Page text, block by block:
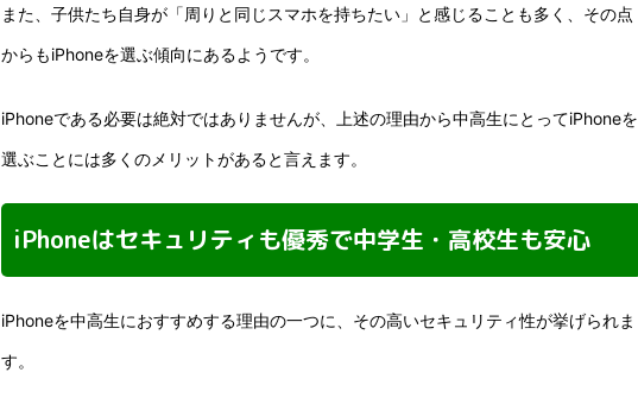
また、子供たち自身が「周りと同じスマホを持ちたい」と感じることも多く、その点
からもiPhoneを選ぶ傾向にあるようです。
iPhoneである必要は絶対ではありませんが、上述の理由から中高生にとってiPhoneを
選ぶことには多くのメリットがあると言えます。
iPhoneはセキュリティも優秀で中学生・高校生も安心
iPhoneを中高生におすすめする理由の一つに、その高いセキュリティ性が挙げられま
す。